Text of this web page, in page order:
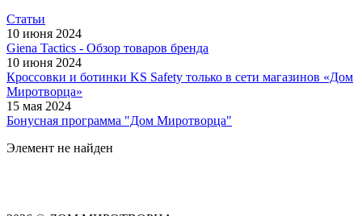
Статьи
10 июня 2024
Giena Tactics - Обзор товаров бренда
10 июня 2024
Кроссовки и ботинки KS Safety только в сети магазинов «Дом
Миротворца»
15 мая 2024
Бонусная программа "Дом Миротворца"
Элемент не найден